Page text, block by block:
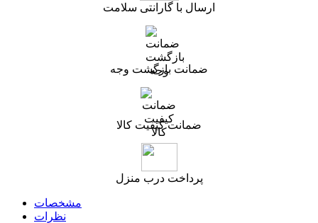
ارسال با گارانتی سلامت
ضمانت بازگشت وجه
ضمانت کیفیت کالا
پرداخت درب منزل
مشخصات
نظرات